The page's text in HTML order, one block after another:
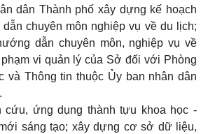
dân Thành phố xây dựng kế hoạch
chuyên môn nghiệp vụ về du lịch;
dẫn chuyên môn, nghiệp vụ về
vi quản lý của Sở đối với Phòng
và Thông tin thuộc Ủy ban nhân dân
cứu, ứng dụng thành tựu khoa học -
sáng tạo; xây dựng cơ sở dữ liệu,